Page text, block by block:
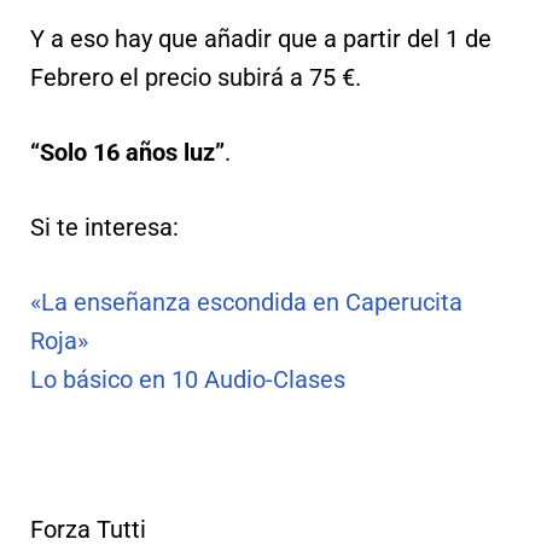
Y a eso hay que añadir que a partir del 1 de
Febrero el precio subirá a 75 €.
“Solo 16 años luz”.
Si te interesa:
«La enseñanza escondida en Caperucita
Roja»
Lo básico en 10 Audio-Clases
Forza Tutti